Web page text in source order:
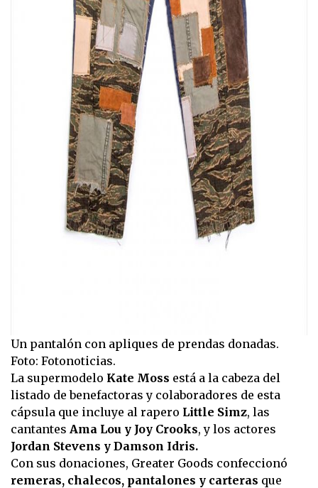
Un pantalón con apliques de prendas donadas.
Foto: Fotonoticias.
La supermodelo Kate Moss está a la cabeza del
listado de benefactoras y colaboradores de esta
cápsula que incluye al rapero Little Simz, las
cantantes Ama Lou y Joy Crooks, y los actores
Jordan Stevens y Damson Idris.
Con sus donaciones, Greater Goods confeccionó
remeras, chalecos, pantalones y carteras que